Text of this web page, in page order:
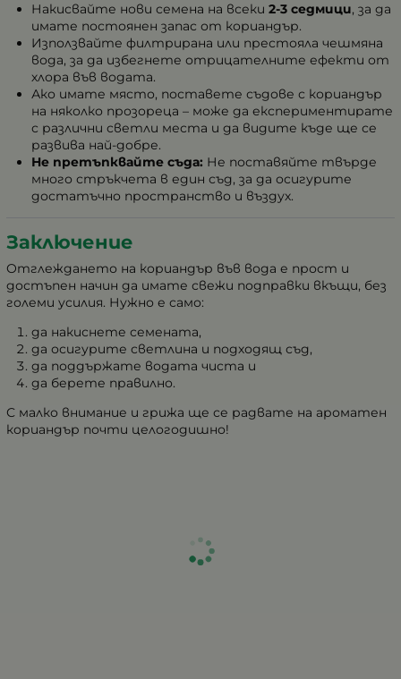
Накисвайте нови семена на всеки 2-3 седмици, за да
имате постоянен запас от кориандър.
Използвайте филтрирана или престояла чешмяна
вода, за да избегнете отрицателните ефекти от
хлора във водата.
Ако имате място, поставете съдове с кориандър
на няколко прозореца – може да експериментирате
с различни светли места и да видите къде ще се
развива най-добре.
Не претъпквайте съда: Не поставяйте твърде
много стръкчета в един съд, за да осигурите
достатъчно пространство и въздух.
Заключение
Отглеждането на кориандър във вода е прост и
достъпен начин да имате свежи подправки вкъщи, без
големи усилия. Нужно е само:
да накиснете семената,
да осигурите светлина и подходящ съд,
да поддържате водата чиста и
да берете правилно.
С малко внимание и грижа ще се радвате на ароматен
кориандър почти целогодишно!